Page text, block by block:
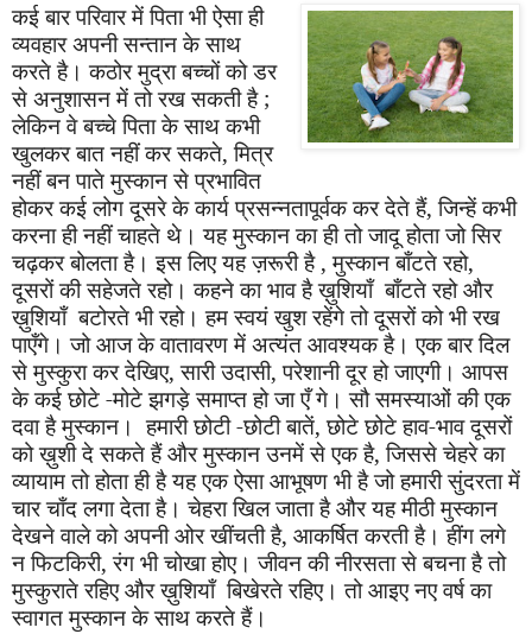
कई बार परिवार में पिता भी ऐसा ही
व्यवहार अपनी सन्तान के साथ
करते है। कठोर मुद्रा बच्चों को डर
से अनुशासन में तो रख सकती है ;
लेकिन वे बच्चे पिता के साथ कभी
खुलकर बात नहीं कर सकते,मित्र
नहीं बन पाते मुस्कान से प्रभावित
होकर कई लोग दूसरे के कार्य प्रसन्नतापूर्वक कर देते हैं, जिन्हें कभी
करना ही नहीं चाहते थे। यह मुस्कान का ही तो जादू होता जो सिर
चढ़कर बोलता है। इस लिए यह ज़रूरी है , मुस्कान बाँटते रहो,
दूसरों की सहेजते रहो। कहने का भाव है ख़ुशियाँ बाँटते रहो और
ख़ुशियाँ बटोरते भी रहो। हम स्वयं खुश रहेंगे तो दूसरों को भी रख
पाएँगे। जो आज के वातावरण में अत्यंत आवश्यक है। एक बार दिल
से मुस्कुरा कर देखिए,सारी उदासी,परेशानी दूर हो जाएगी। आपस
के कई छोटे -मोटे झगड़े समाप्त हो जा एँ गे। सौ समस्याओं की एक
दवा है मुस्कान। हमारी छोटी -छोटी बातें,छोटे छोटे हाव-भाव दूसरों
को ख़ुशी दे सकते हैं और मुस्कान उनमें से एक है, जिससे चेहरे का
व्यायाम तो होता ही है यह एक ऐसा आभूषण भी है जो हमारी सुंदरता में
चार चाँद लगा देता है। चेहरा खिल जाता है और यह मीठी मुस्कान
देखने वाले को अपनी ओर खींचती है, आकर्षित करती है। हींग लगे
न फिटकिरी,रंग भी चोखा होए। जीवन की नीरसता से बचना है तो
मुस्कुराते रहिए और ख़ुशियाँ बिखेरते रहिए। तो आइए नए वर्ष का
स्वागत मुस्कान के साथ करते हैं।